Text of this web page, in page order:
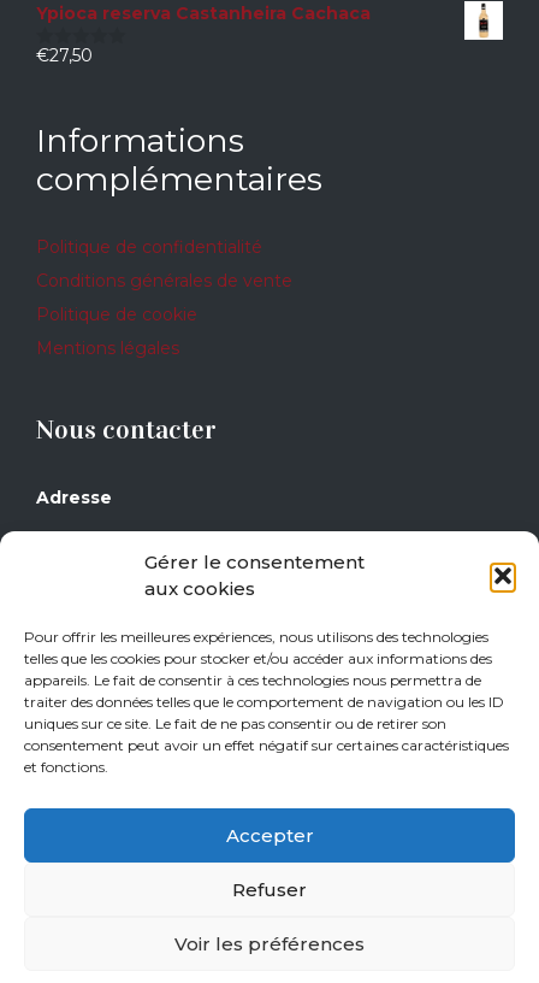
Gérer le consentement
aux cookies
Pour offrir les meilleures expériences, nous utilisons des technologies
telles que les cookies pour stocker et/ou accéder aux informations des
appareils. Le fait de consentir à ces technologies nous permettra de
traiter des données telles que le comportement de navigation ou les ID
uniques sur ce site. Le fait de ne pas consentir ou de retirer son
consentement peut avoir un effet négatif sur certaines caractéristiques
et fonctions.
Accepter
Refuser
Voir les préférences
5
Ypioca reserva Castanheira Cachaca
0
€27,50
Informations
complémentaires
Politique de confidentialité
Conditions générales de vente
Politique de cookie
Mentions légales
Nous contacter
Adresse
1430 Rebecq
0477/29 16 14
0471/21 01 08
Heures d’ouverture
Samedi de 10h à 18h
Sur rendez-vous tous les autres jours.